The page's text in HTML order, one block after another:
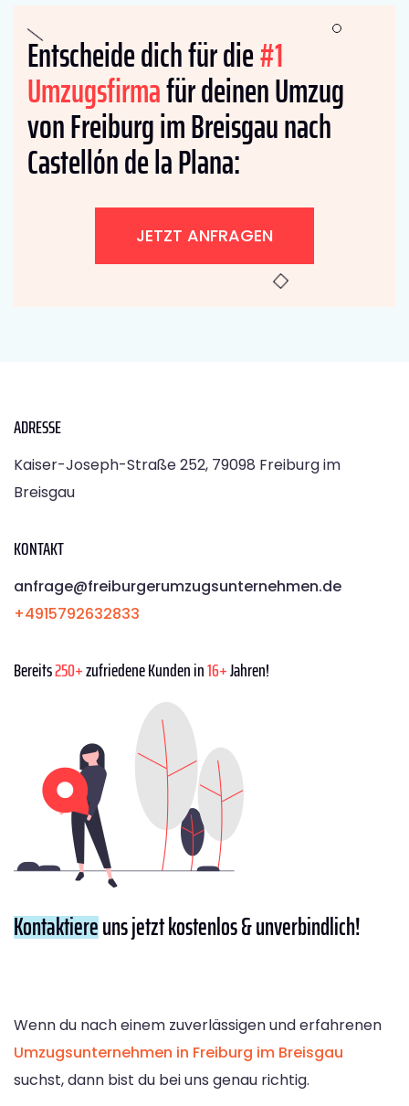
Entscheide dich für die#1
Umzugsfirmafür deinen Umzug
von Freiburg im Breisgau nach
Castellón de la Plana:
JETZT ANFRAGEN
ADRESSE
Kaiser-Joseph-Straße 252, 79098 Freiburg im
Breisgau
KONTAKT
anfrage@freiburgerumzugsunternehmen.de
+4915792632833
Bereits250+zufriedene Kunden in16+Jahren!
Kontaktiereuns jetzt kostenlos & unverbindlich!
Wenn du nach einem zuverlässigen und erfahrenen
Umzugsunternehmen in Freiburg im Breisgau
suchst, dann bist du bei uns genau richtig.